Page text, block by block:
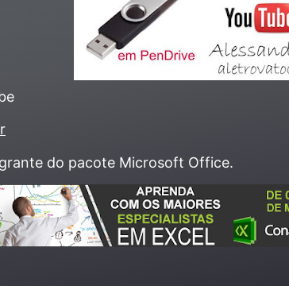
do pacote Microsoft Office.